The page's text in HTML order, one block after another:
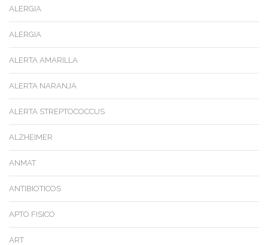
ALERGIA
ALERGIA
ALERTA AMARILLA
ALERTA NARANJA
ALERTA STREPTOCOCCUS
ALZHEIMER
ANMAT
ANTIBIOTICOS
APTO FISICO
ART